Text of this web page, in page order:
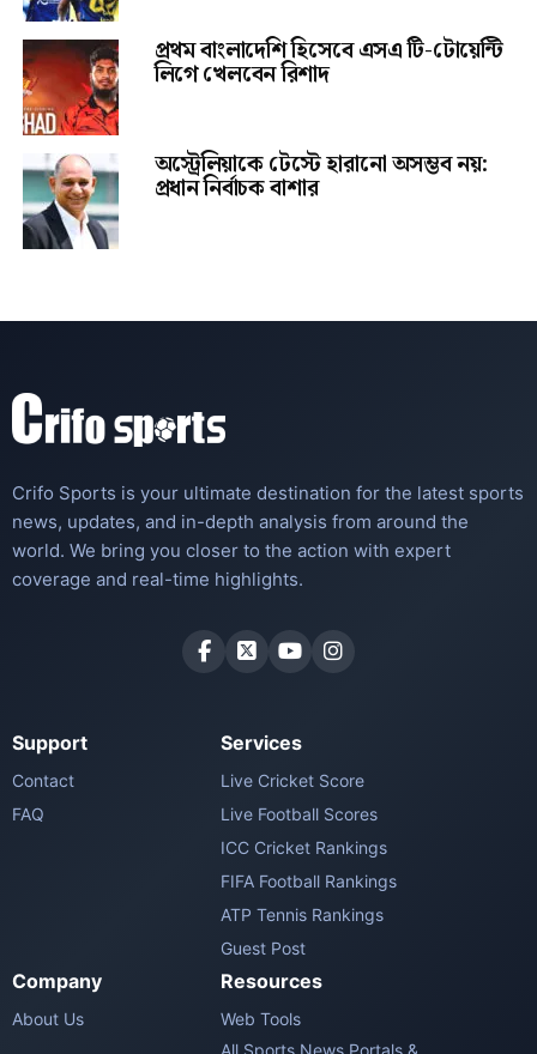
প্রথম বাংলাদেশি হিসেবে এসএ টি-টোয়েন্টি
লিগে খেলবেন রিশাদ
অস্ট্রেলিয়াকে টেস্টে হারানো অসম্ভব নয়:
প্রধান নির্বাচক বাশার
Crifo Sports is your ultimate destination for the latest sports
news, updates, and in-depth analysis from around the
world. We bring you closer to the action with expert
coverage and real-time highlights.
Support
Contact
FAQ
Services
Live Cricket Score
Live Football Scores
ICC Cricket Rankings
FIFA Football Rankings
ATP Tennis Rankings
Guest Post
Company
About Us
Resources
Web Tools
All Sports News Portals &